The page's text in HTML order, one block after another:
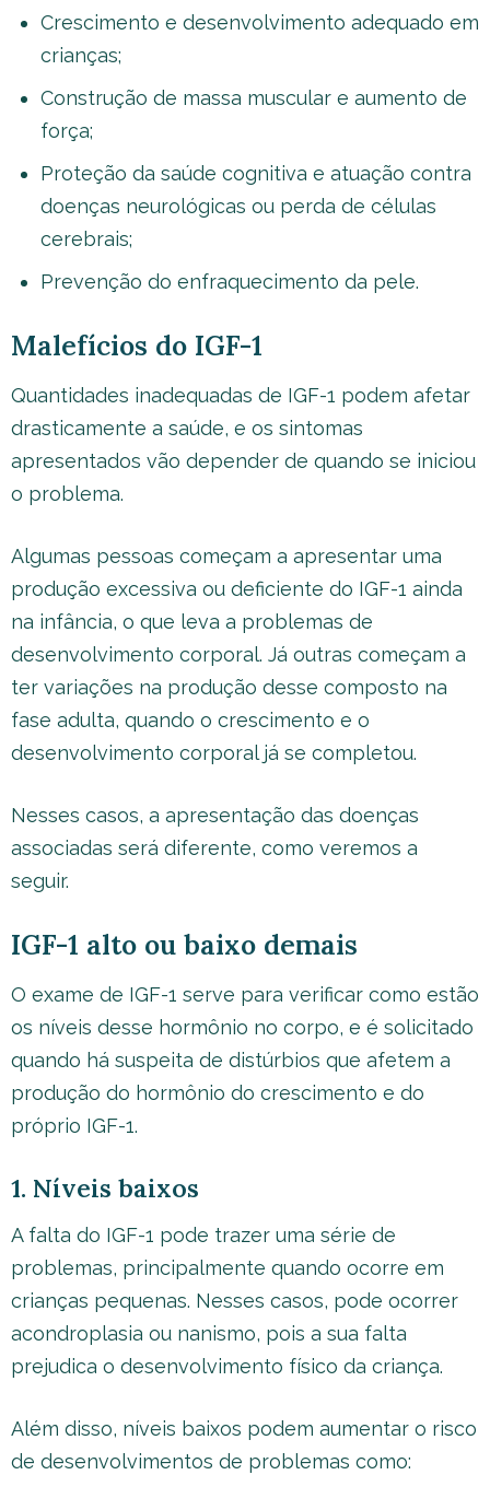
Crescimento e desenvolvimento adequado em
crianças;
Construção de massa muscular e aumento de
força;
Proteção da saúde cognitiva e atuação contra
doenças neurológicas ou perda de células
cerebrais;
Prevenção do enfraquecimento da pele.
Malefícios do IGF-1
Quantidades inadequadas de IGF-1 podem afetar
drasticamente a saúde, e os sintomas
apresentados vão depender de quando se iniciou
o problema.
Algumas pessoas começam a apresentar uma
produção excessiva ou deficiente do IGF-1 ainda
na infância, o que leva a problemas de
desenvolvimento corporal. Já outras começam a
ter variações na produção desse composto na
fase adulta, quando o crescimento e o
desenvolvimento corporal já se completou.
Nesses casos, a apresentação das doenças
associadas será diferente, como veremos a
seguir.
IGF-1 alto ou baixo demais
O exame de IGF-1 serve para verificar como estão
os níveis desse hormônio no corpo, e é solicitado
quando há suspeita de distúrbios que afetem a
produção do hormônio do crescimento e do
próprio IGF-1.
1. Níveis baixos
A falta do IGF-1 pode trazer uma série de
problemas, principalmente quando ocorre em
crianças pequenas. Nesses casos, pode ocorrer
acondroplasia ou nanismo, pois a sua falta
prejudica o desenvolvimento físico da criança.
Além disso, níveis baixos podem aumentar o risco
de desenvolvimentos de problemas como: